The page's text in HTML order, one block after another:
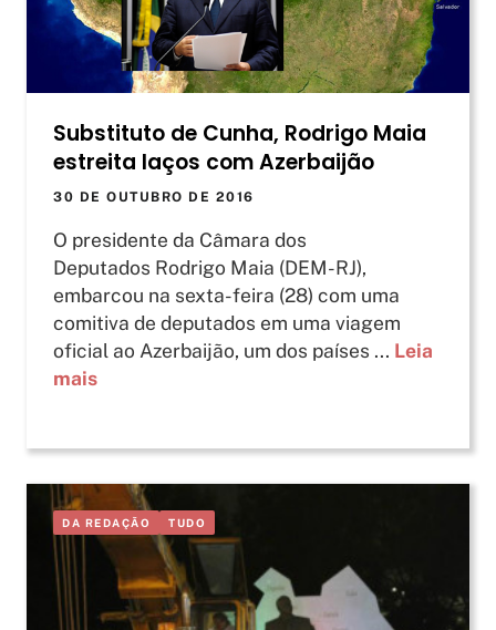
Substituto de Cunha, Rodrigo Maia
estreita laços com Azerbaijão
30 DE OUTUBRO DE 2016
O presidente da Câmara dos
Deputados Rodrigo Maia (DEM-RJ),
embarcou na sexta-feira (28) com uma
comitiva de deputados em uma viagem
oficial ao Azerbaijão, um dos países ... Leia
mais
DA REDAÇÃO TUDO